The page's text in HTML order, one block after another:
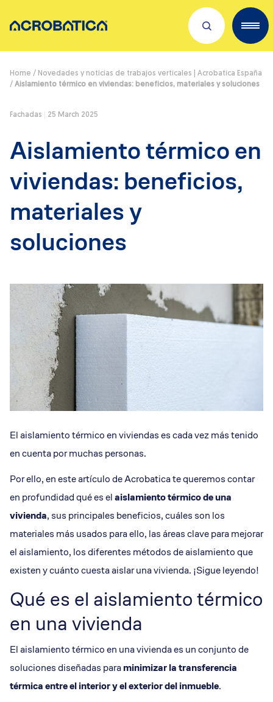
Descubre sobre nosotros
Dónde estamos
Novedades
Home / Novedades y noticias de trabajos verticales | Acrobatica España
/ Aislamiento térmico en viviendas: beneficios, materiales y soluciones
Fachadas 25 March 2025
Aislamiento térmico en
viviendas: beneficios,
materiales y
soluciones
El aislamiento térmico en viviendas es cada vez más tenido
en cuenta por muchas personas.
Por ello, en este artículo de Acrobatica te queremos contar
en profundidad qué es elaislamiento térmico de una
vivienda, sus principales beneficios, cuáles son los
materiales más usados para ello, las áreas clave para mejorar
el aislamiento, los diferentes métodos de aislamiento que
existen y cuánto cuesta aislar una vivienda. ¡Sigue leyendo!
Qué es el aislamiento térmico
en una vivienda
El aislamiento térmico en una vivienda es un conjunto de
soluciones diseñadas paraminimizar latransferencia
térmicaentre el interior y el exterior del inmueble.